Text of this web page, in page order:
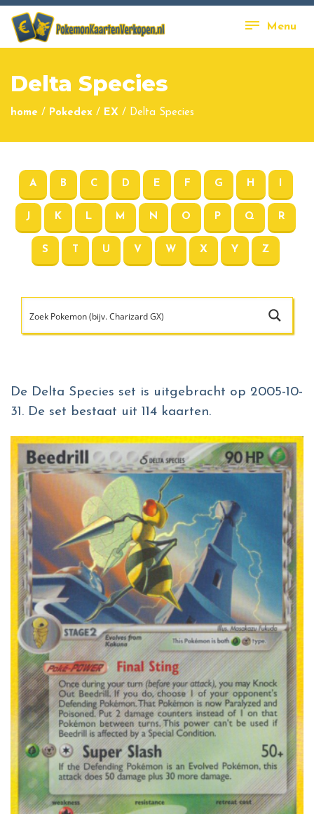
Menu
Delta Species
home / Pokedex / EX / Delta Species
A B C D E F G H I
J K L M N O P Q R
S T U V W X Y Z
De Delta Species set is uitgebracht op 2005-10-
31. De set bestaat uit 114 kaarten.